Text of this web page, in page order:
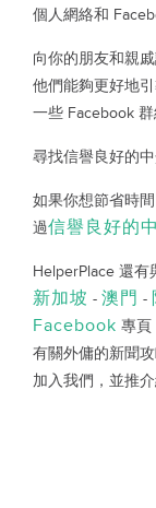
個人網絡和
向你的朋友和親
他們能夠更好地
一些 Facebook 群
尋找信譽良好的
如果你想節省時
過信譽良好的
HelperPlace 還有
新加坡 - 澳門 -
Facebook 專頁
有關外傭的新聞
加入我們，並推介